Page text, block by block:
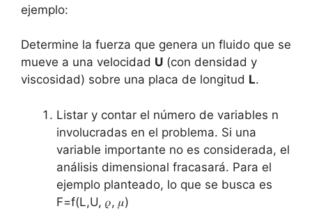
ejemplo:
Determine la fuerza que genera un fluido que se
mueve a una velocidad U (con densidad y
viscosidad) sobre una placa de longitud L.
Listar y contar el número de variables n
involucradas en el problema. Si una
variable importante no es considerada, el
análisis dimensional fracasará. Para el
ejemplo planteado, lo que se busca es
F=f(L,U, 𝜌, 𝜇)